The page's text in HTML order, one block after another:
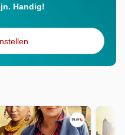
Handig!